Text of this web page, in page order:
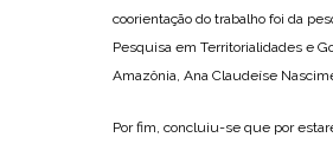
coorientação do trabalho foi da
Pesquisa em Territorialidades e
Amazônia, Ana Claudeíse
Por fim, concluiu-se que por